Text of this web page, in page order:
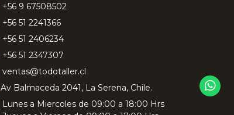
+56 9 67508502
+56 51 2241366
+56 51 2406234
+56 51 2347307
ventas@todotaller.cl
Av Balmaceda 2041, La Serena, Chile.
Lunes a Miercoles de 09:00 a 18:00 Hrs